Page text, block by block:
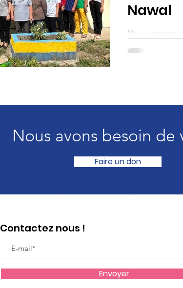
Nawal
Nous avons pu
école. Aidez
Nous avons besoin de
Faire un don
Contactez nous !
Envoyer